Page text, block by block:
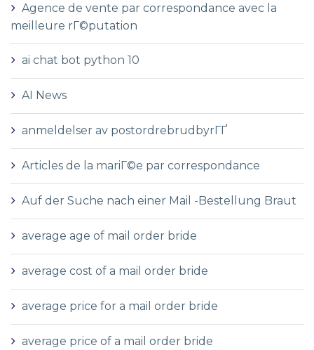
Agence de vente par correspondance avec la
meilleure rГ©putation
ai chat bot python 10
AI News
anmeldelser av postordrebrudbyrГҐ
Articles de la mariГ©e par correspondance
Auf der Suche nach einer Mail -Bestellung Braut
average age of mail order bride
average cost of a mail order bride
average price for a mail order bride
average price of a mail order bride